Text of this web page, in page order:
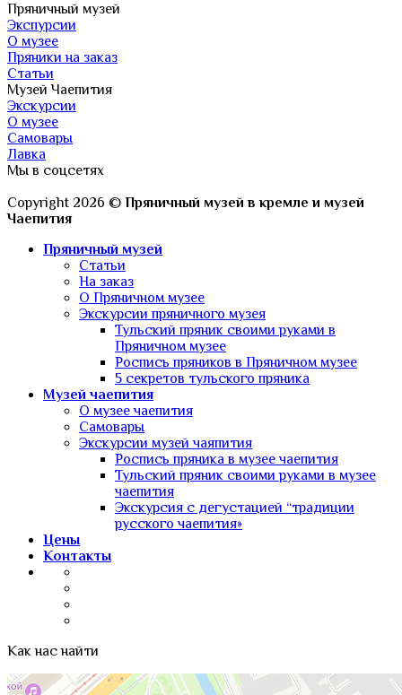
Пряничный музей
Экспурсии
О музее
Пряники на заказ
Статьи
Музей Чаепития
Экскурсии
О музее
Самовары
Лавка
Мы в соцсетях
Copyright 2026 © Пряничный музей в кремле и музей
Чаепития
Пряничный музей
Статьи
На заказ
О Пряничном музее
Экскурсии пряничного музея
Тульский пряник своими руками в
Пряничном музее
Роспись пряников в Пряничном музее
5 секретов тульского пряника
Музей чаепития
О музее чаепития
Самовары
Экскурсии музей чаяпития
Роспись пряника в музее чаепития
Тульский пряник своими руками в музее
чаепития
Экскурсия с дегустацией “традиции
русского чаепития»
Цены
Контакты
Как нас найти